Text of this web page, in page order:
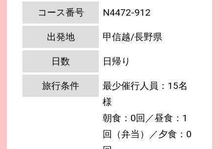
コース番号 N4472-912
出発地 甲信越/長野県
日数 日帰り
旅行条件
最少催行人員：15名
様
朝食：0回／昼食：1
回（弁当）／夕食：0